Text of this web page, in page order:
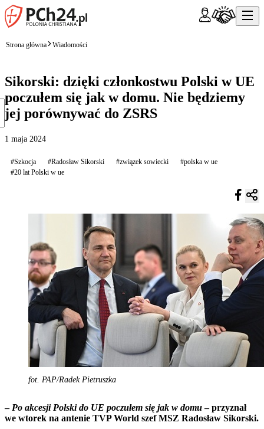
Strona główna Wiadomości
Sikorski: dzięki członkostwu Polski w UE
poczułem się jak w domu. Nie będziemy
jej porównywać do ZSRS
1 maja 2024
#Szkocja #Radosław Sikorski #związek sowiecki
#polska w ue
#20 lat Polski w ue
fot. PAP/Radek Pietruszka
– Po akcesji Polski do UE poczułem się jak w domu– przyznał
we wtorek na antenie TVP World szef MSZ Radosław Sikorski.